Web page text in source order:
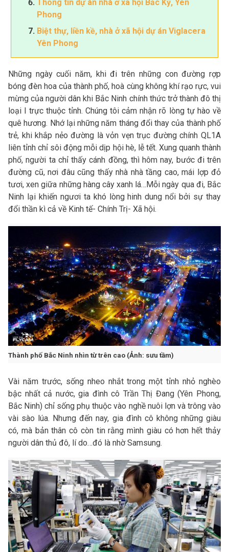
Thông tin dự án nhà ở xã hội Bắc Kỳ, Yên
Phong
Biệt thự, liền kề, nhà ở xã hội dự án Viglacera
Yên Phong
Những ngày cuối năm, khi đi trên những con đường rợp
bóng đèn hoa của thành phố, hoà cùng không khí rạo rực, vui
mừng của người dân khi Bắc Ninh chính thức trở thành đô thị
loại I trực thuộc tỉnh. Chúng tôi cảm nhận rõ lòng tự hào về
quê hương. Nhớ lại những năm tháng đổi thay của thành phố
trẻ, khi khắp nẻo đường là vỏn vẹn trục đường chính QL1A
liên tỉnh chỉ sôi động mỗi dịp hội hè, lễ tết. Xung quanh thành
phố, người ta chỉ thấy cánh đồng, thì hôm nay, bước đi trên
đường cũ, nơi đâu cũng thấy nhà nhà tầng cao, mái lợp đỏ
tươi, xen giữa những hàng cây xanh lá…Mỗi ngày qua đi, Bắc
Ninh lại khiến ngươi ta khó lòng hinh dung nổi bởi sự thay
đổi thần kì cả về Kinh tế- Chính Trị- Xã hội.
Thành phố Bắc Ninh nhìn từ trên cao (Ảnh: sưu tầm)
Vài năm trước, sống nheo nhắt trong một tỉnh nhỏ nghèo
bậc nhất cả nước, gia đình cô Trần Thị Đang (Yên Phong,
Bắc Ninh) chỉ sống phụ thuộc vào nghề nuôi lợn và trông vào
vài sào lúa. Nhưng đến nay, gia đình cô không những giàu
có, mà bản thân cô còn tin rằng mình giàu có hơn hết thảy
người dân thủ đô, lí do…đó là nhờ Samsung.